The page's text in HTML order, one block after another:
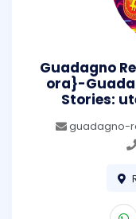
Guadagno
ora}-
Stories:
guadagno-